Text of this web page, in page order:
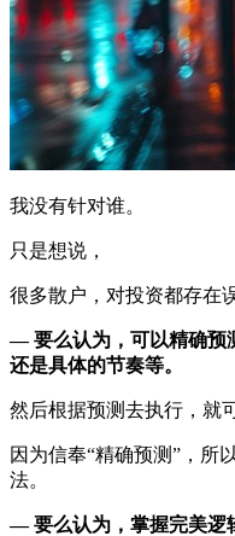
我没有针对谁。
只是想说，
很多散户，对投资都存在
— 要么认为，可以精确预
还是具体的节奏等。
然后根据预测去执行，就
因为信奉“精确预测”，所
法。
— 要么认为，掌握完美逻